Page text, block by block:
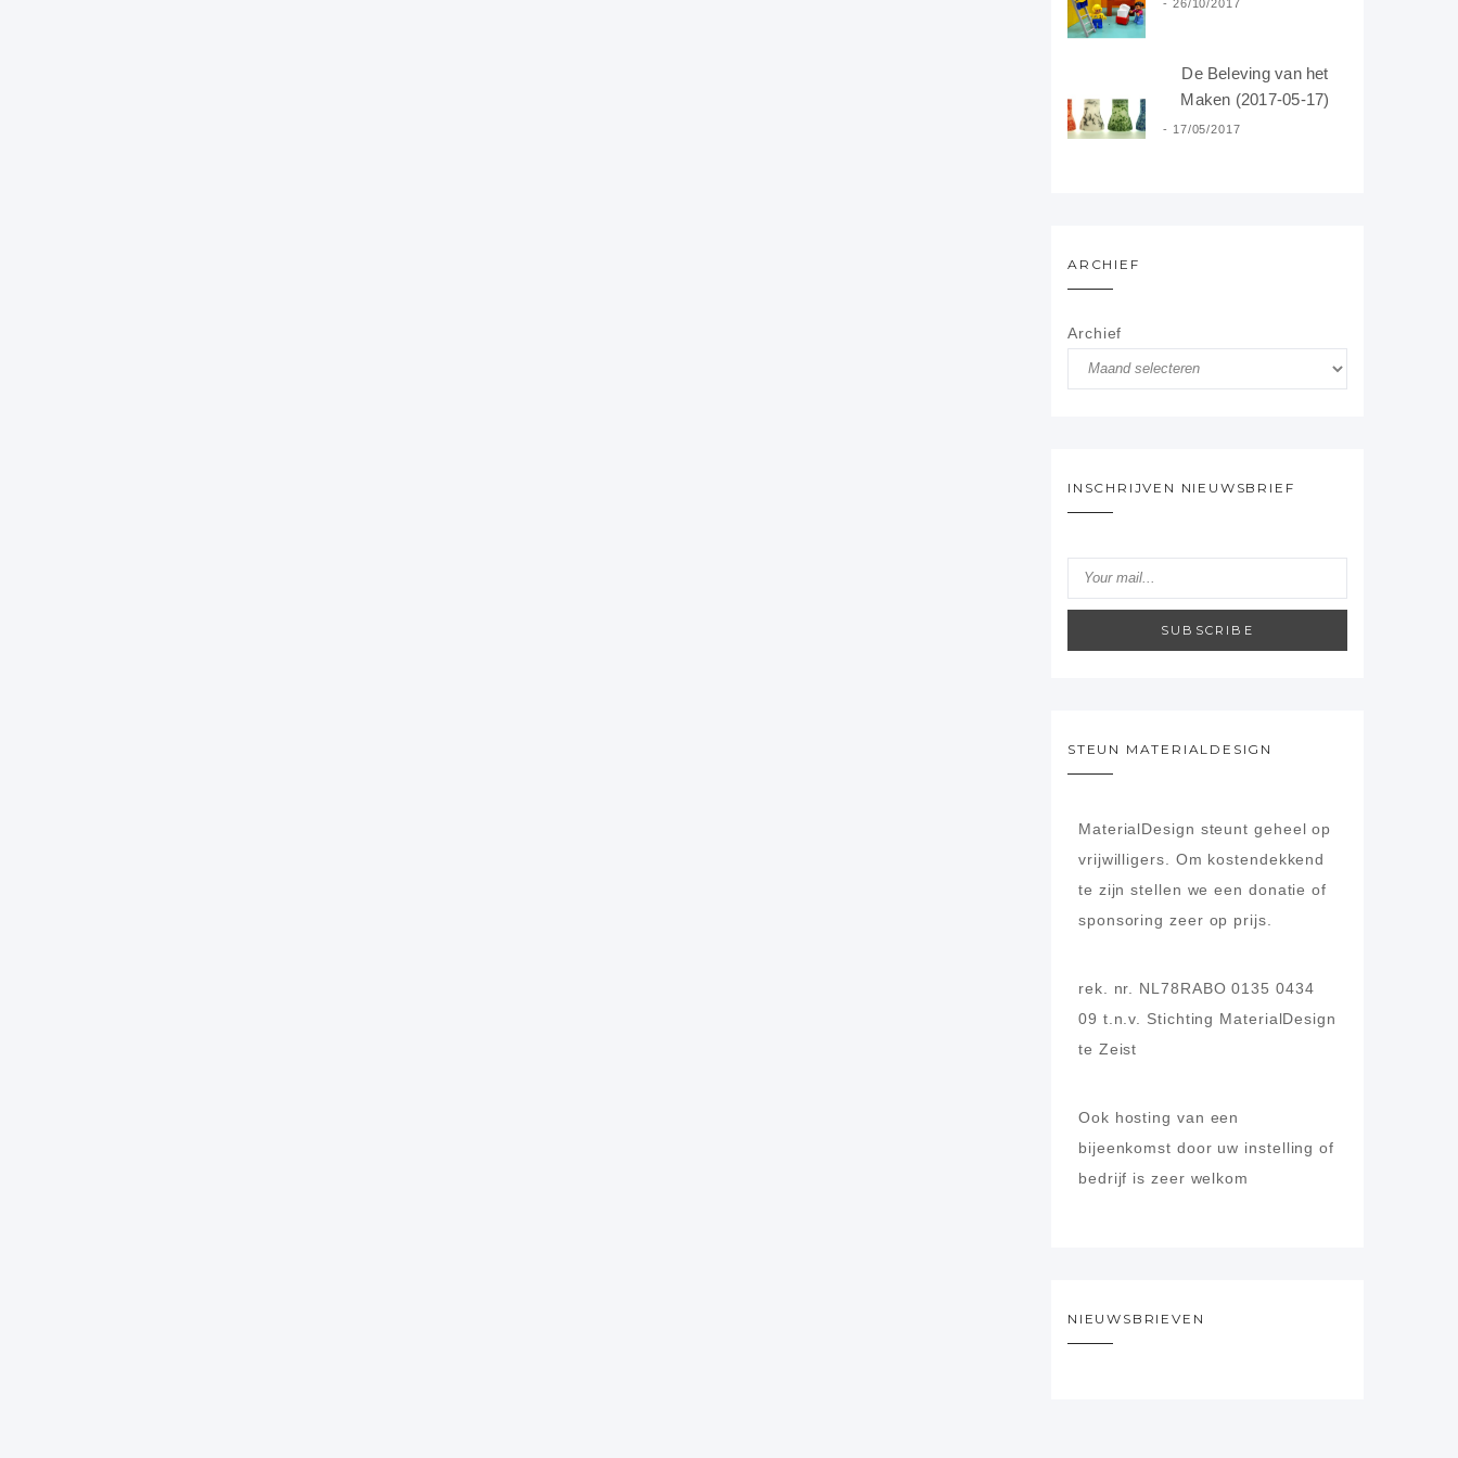
26/10/2017
De Beleving van het
Maken (2017-05-17)
17/05/2017
ARCHIEF
Archief
INSCHRIJVEN NIEUWSBRIEF
SUBSCRIBE
STEUN MATERIALDESIGN
MaterialDesign steunt geheel op
vrijwilligers.
Om kostendekkend
te zijn stellen we een donatie of
sponsoring zeer op prijs.
rek. nr. NL78RABO 0135 0434
09 t.n.v. Stichting MaterialDesign
te Zeist
Ook hosting van een
bijeenkomst door uw instelling of
bedrijf is zeer welkom
NIEUWSBRIEVEN